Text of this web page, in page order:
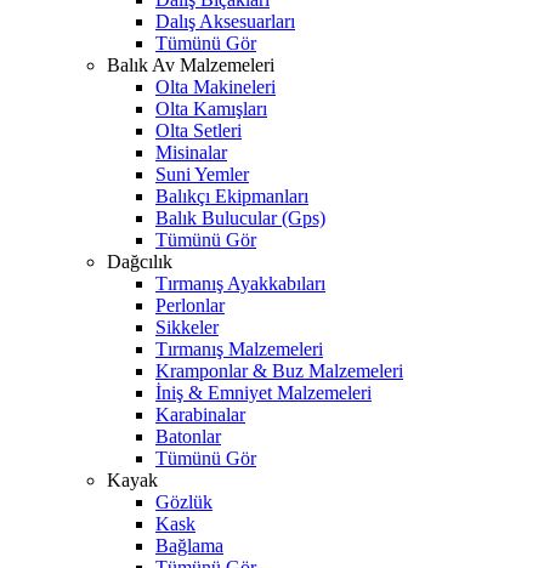
Dalış Aksesuarları
Tümünü Gör
Balık Av Malzemeleri
Olta Makineleri
Olta Kamışları
Olta Setleri
Misinalar
Suni Yemler
Balıkçı Ekipmanları
Balık Bulucular (Gps)
Tümünü Gör
Dağcılık
Tırmanış Ayakkabıları
Perlonlar
Sikkeler
Tırmanış Malzemeleri
Kramponlar & Buz Malzemeleri
İniş & Emniyet Malzemeleri
Karabinalar
Batonlar
Tümünü Gör
Kayak
Gözlük
Kask
Bağlama